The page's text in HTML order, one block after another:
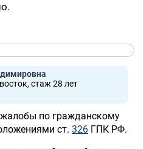
стаж 28 лет
по гражданскому
ст. 326 ГПК РФ.